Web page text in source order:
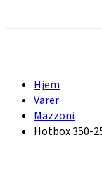
Hjem
Varer
Mazzoni
Hotbox 350-